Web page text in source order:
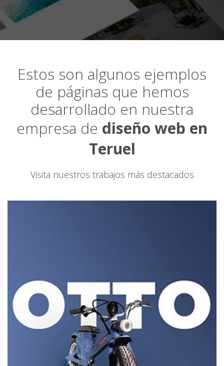
Estos son algunos ejemplos
de páginas que hemos
desarrollado en nuestra
empresa de diseño web en
Teruel
Visita nuestros trabajos más destacados